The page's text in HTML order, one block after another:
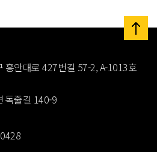
흥안대로 427번길 57-2, A-1013호
독줄길 140-9